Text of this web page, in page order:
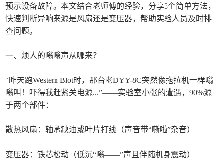
预示设备故障。本文结合老师傅的经验，分享3个简单方法，
快速判断异响来源是风扇还是变压器，帮助实验人员及时排
查问题。
一、烦人的嗡嗡声从哪来？
“昨天跑Western Blot时，那台老DYY-8C突然像拖拉机一样嗡
嗡叫！吓得我赶紧关电源...”——实验室小张的遭遇，90%源
于两个部件：
散热风扇：轴承缺油或叶片打线（声音带“嘶啦”杂音）
变压器：铁芯松动（低沉“嗡——”声且伴随机身震动）